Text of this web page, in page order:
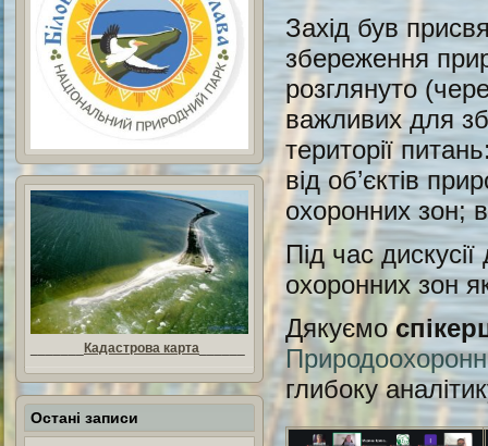
Кадастрова карта
Остані записи
Захід був
збереження
розглянуто
важливих для
території
від об’єктів
охоронних зон;
Під час
охоронних зон
Дякуємо
глибоку